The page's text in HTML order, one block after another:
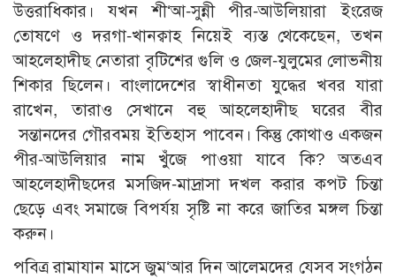
উত্তরাধিকার। যখন শী‘আ-সুন্নী পীর-আউলিয়ারা ইংরেজ
তোষণে ও দরগা-খানক্বাহ নিয়েই ব্যস্ত থেকেছেন, তখন
আহলেহাদীছ নেতারা বৃটিশের গুলি ও জেল-যুলুমের লোভনীয়
শিকার ছিলেন। বাংলাদেশের স্বাধীনতা যুদ্ধের খবর যারা
রাখেন, তারাও সেখানে বহু আহলেহাদীছ ঘরের বীর
সন্তানদের গৌরবময় ইতিহাস পাবেন। কিন্তু কোথাও একজন
পীর-আউলিয়ার নাম খুঁজে পাওয়া যাবে কি? অতএব
আহলেহাদীছদের মসজিদ-মাদ্রাসা দখল করার কপট চিন্তা
ছেড়ে এবং সমাজে বিপর্যয় সৃষ্টি না করে জাতির মঙ্গল চিন্তা
করুন।
পবিত্র রামাযান মাসে জুম‘আর দিন আলেমদের যেসব সংগঠন